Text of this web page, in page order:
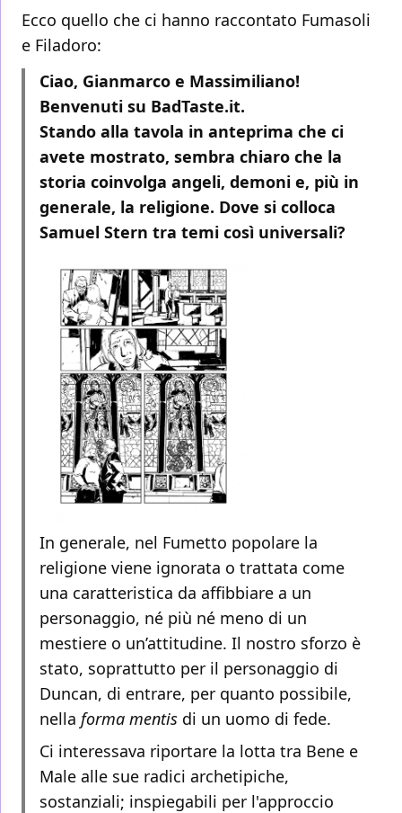
Ecco quello che ci hanno raccontato Fumasoli
e Filadoro:
Ciao, Gianmarco e Massimiliano!
Benvenuti su BadTaste.it.
Stando alla tavola in anteprima che ci
avete mostrato, sembra chiaro che la
storia coinvolga angeli, demoni e, più in
generale, la religione. Dove si colloca
Samuel Stern tra temi così universali?
In generale, nel Fumetto popolare la
religione viene ignorata o trattata come
una caratteristica da affibbiare a un
personaggio, né più né meno di un
mestiere o un’attitudine. Il nostro sforzo è
stato, soprattutto per il personaggio di
Duncan, di entrare, per quanto possibile,
nella forma mentis di un uomo di fede.
Ci interessava riportare la lotta tra Bene e
Male alle sue radici archetipiche,
sostanziali; inspiegabili per l'approccio